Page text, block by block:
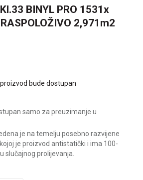
BINYL PRO 1531x
2,971m2
bude dostupan
samo za preuzimanje u
je na temelju posebno razvijene
je proizvod antistatički i ima 100-
slučajnog prolijevanja.